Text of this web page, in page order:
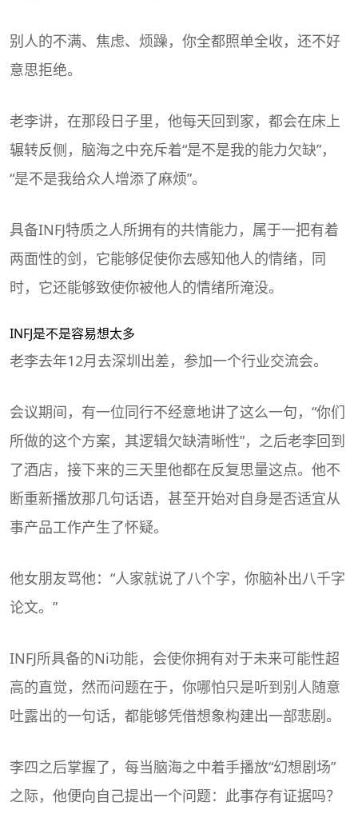
别人的不满、焦虑、烦躁，你全都照单全收，还不好
意思拒绝。
老李讲，在那段日子里，他每天回到家，都会在床上
辗转反侧，脑海之中充斥着“是不是我的能力欠缺”，
“是不是我给众人增添了麻烦”。
具备INFJ特质之人所拥有的共情能力，属于一把有着
两面性的剑，它能够促使你去感知他人的情绪，同
时，它还能够致使你被他人的情绪所淹没。
INFJ是不是容易想太多
老李去年12月去深圳出差，参加一个行业交流会。
会议期间，有一位同行不经意地讲了这么一句，“你们
所做的这个方案，其逻辑欠缺清晰性”，之后老李回到
了酒店，接下来的三天里他都在反复思量这点。他不
断重新播放那几句话语，甚至开始对自身是否适宜从
事产品工作产生了怀疑。
他女朋友骂他：“人家就说了八个字，你脑补出八千字
论文。”
INFJ所具备的Ni功能，会使你拥有对于未来可能性超
高的直觉，然而问题在于，你哪怕只是听到别人随意
吐露出的一句话，都能够凭借想象构建出一部悲剧。
李四之后掌握了，每当脑海之中着手播放“幻想剧场”
之际，他便向自己提出一个问题：此事存有证据吗？